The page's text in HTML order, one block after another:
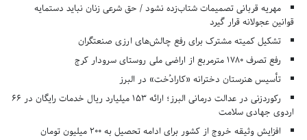
مهریه قربانی تصمیمات شتاب‌زده نشود / حق شرعی زنان نباید دستمایه
قوانین عجولانه قرار گیرد
تشکیل کمیته مشترک برای رفع چالش‌های ارزی صنعتگران
رفع تصرف ۱۷۸۰ مترمربع از اراضی ملی روستای سرودار کرج
تأسیس هنرستان دخترانه «کارادُخت» در البرز
رکوردزنی در عدالت درمانی البرز؛ ارائه ۱۵۳ میلیارد ریال خدمات رایگان در ۶۶
اردوی جهادی سلامت
افزایش وثیقه خروج از کشور برای ادامه تحصیل به ۲۰۰ میلیون تومان